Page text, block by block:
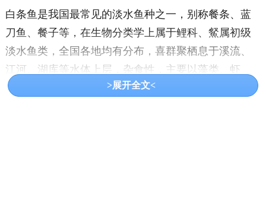
白条鱼是我国最常见的淡水鱼种之一，别称餐条、蓝
刀鱼、餐子等，在生物分类学上属于鲤科、䱗属初级
淡水鱼类，全国各地均有分布，喜群聚栖息于溪流、
江河、湖库等水体上层，杂食性，主要以藻类、虾
类、水生昆虫、植物碎屑等为食。
>展开全文<